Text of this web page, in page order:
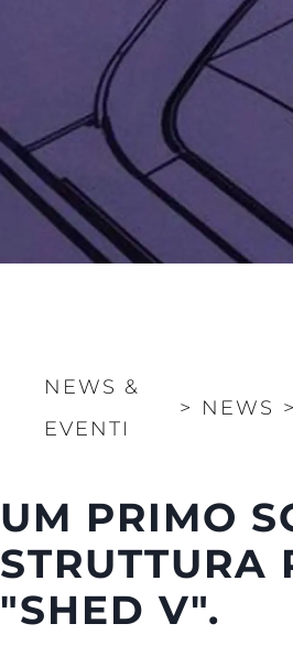
NEWS &
EVENTI
> NEWS >
UM PRIMO
STRUTTURA
"SHED V".